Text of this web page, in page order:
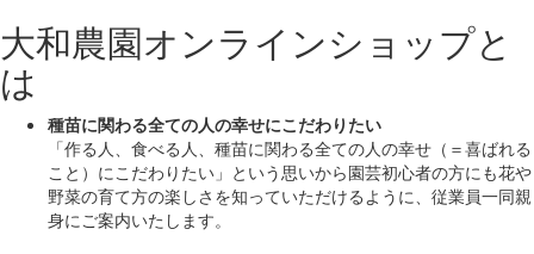
大和農園オンラインショップと
は
種苗に関わる全ての人の幸せにこだわりたい
「作る人、食べる人、種苗に関わる全ての人の幸せ（＝喜ばれる
こと）にこだわりたい」 という思いから園芸初心者の方にも花や
野菜の育て方の楽しさを知っていただけるように、従業員一同親
身にご案内いたします。